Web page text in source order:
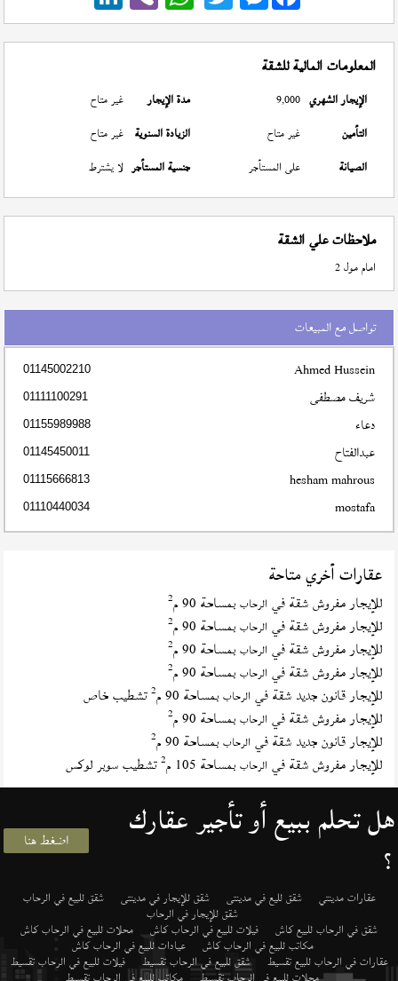
المعلومات المالية للشقة
الإيجار الشهري 9,000 مدة الإيجار
غير متاح
التأمين
غير متاح الزيادة السنوية غير متاح
الصيانة
على المستأجر جنسية المستأجر لا يشترط
ملاحظات علي الشقة
امام مول 2
تواصل مع المبيعات
Ahmed Hussein
01145002210
شريف مصطفى 01111100291
دعاء 01155989988
عبدالفتاح 01145450011
hesham mahrous
01115666813
mostafa
01110440034
عقارات أخري متاحة
للإيجار مفروش شقة في الرحاب بمساحة 90 م 2
للإيجار مفروش شقة في الرحاب بمساحة 90 م 2
للإيجار مفروش شقة في الرحاب بمساحة 90 م 2
للإيجار مفروش شقة في الرحاب بمساحة 90 م 2
للإيجار قانون جديد شقة في الرحاب بمساحة 90 م 2تشطيب خاص
للإيجار مفروش شقة في الرحاب بمساحة 90 م 2
للإيجار قانون جديد شقة في الرحاب بمساحة 90 م 2
للإيجار مفروش شقة في الرحاب بمساحة 105 م 2تشطيب سوبر لوكس
هل تحلم ببيع أو تأجير عقارك
؟ اضغط هنا
عقارات مدينتي شقق لليع في مدينتى شقق للإيجار في مدينتى شقق للبيع في الرحاب
شقق للإيجار في الرحاب
شقق في الرحاب للبيع كاش فيلات للبيع في الرحاب كاش محلات للبيع في الرحاب كاش
مكاتب للبيع في الرحاب كاش عيادات للبيع في الرحاب كاش
عقارات في الرحاب للبيع تقسيط شقق للبيع في الرحاب تقسيط فيلات للبيع في الرحاب تقسيط